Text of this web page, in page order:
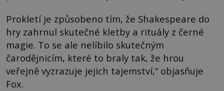
Prokletí je způsobeno tím, že Shakespeare do
hry zahrnul skutečné kletby a rituály z černé
magie. To se ale nelíbilo skutečným
čarodějnicím, které to braly tak, že hrou
veřejně vyzrazuje jejich tajemství,“ objasňuje
Fox.